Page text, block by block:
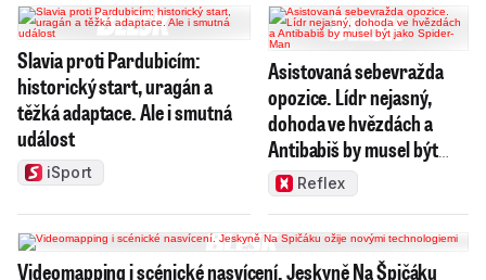
Slavia proti Pardubicím:
historický start, uragán a
těžká adaptace. Ale i smutná
událost
iSport
Asistovaná sebevražda
opozice. Lídr nejasný,
dohoda ve hvězdách a
Antibabiš by musel být
jako Spider-Man
Reflex
Videomapping i scénické nasvícení. Jeskyně Na Špičáku